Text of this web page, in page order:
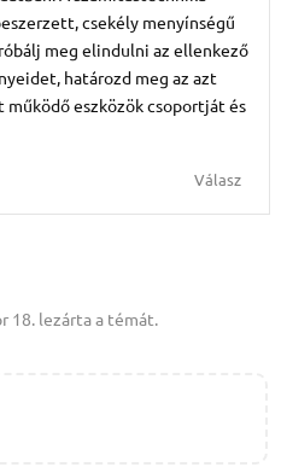
csekély menyínségű
meg elindulni az ellenkező
határozd meg az azt
eszközök csoportját és
Válasz
18. lezárta a témát.